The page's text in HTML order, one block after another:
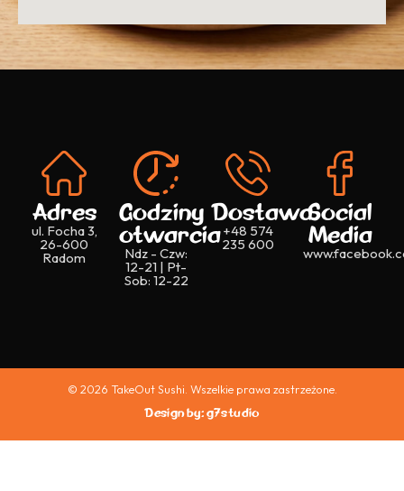
Adres
ul. Focha 3,
26-600
Radom
Godziny
otwarcia
Ndz - Czw:
12-21 | Pt-
Sob: 12-22
Dostawa
+48 574
235 600
Social
Media
© 2026 TakeOut Sushi. Wszelkie prawa zastrzeżone.
Design by: g7studio